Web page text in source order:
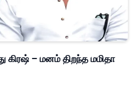
கிரஷ் – மனம் திறந்த மமிதா